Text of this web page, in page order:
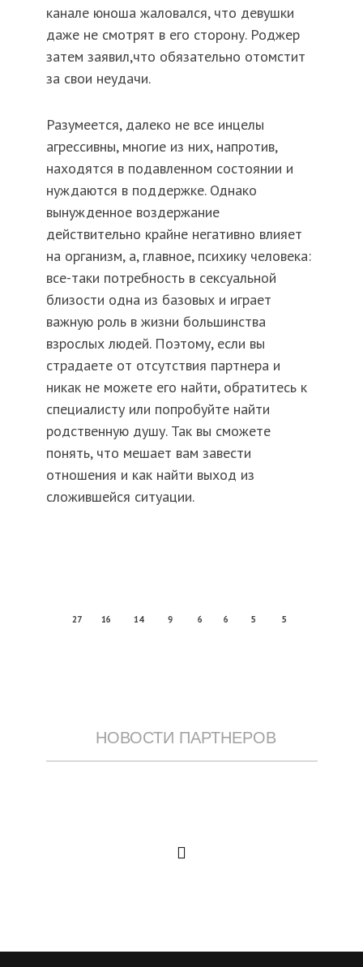
канале юноша жаловался, что девушки
даже не смотрят в его сторону. Роджер
затем заявил,что обязательно отомстит
за свои неудачи.
Разумеется, далеко не все инцелы
агрессивны, многие из них, напротив,
находятся в подавленном состоянии и
нуждаются в поддержке. Однако
вынужденное воздержание
действительно крайне негативно влияет
на организм, а, главное, психику человека:
все-таки потребность в сексуальной
близости одна из базовых и играет
важную роль в жизни большинства
взрослых людей. Поэтому, если вы
страдаете от отсутствия партнера и
никак не можете его найти, обратитесь к
специалисту или попробуйте найти
родственную душу. Так вы сможете
понять, что мешает вам завести
отношения и как найти выход из
сложившейся ситуации.
27 16 14 9 6 6 5 5
НОВОСТИ ПАРТНЕРОВ